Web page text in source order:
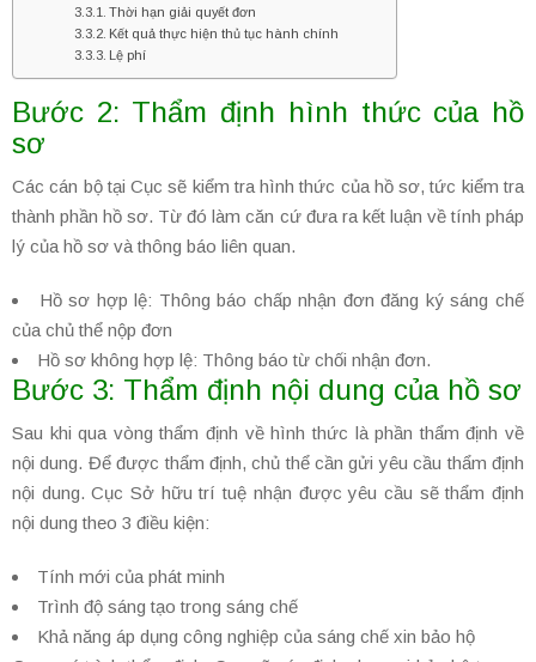
Thời hạn giải quyết đơn
Kết quả thực hiện thủ tục hành chính
Lệ phí
Bước 2: Thẩm định hình thức của hồ
sơ
Các cán bộ tại Cục sẽ kiểm tra hình thức của hồ sơ, tức kiểm tra
thành phần hồ sơ. Từ đó làm căn cứ đưa ra kết luận về tính pháp
lý của hồ sơ và thông báo liên quan.
Hồ sơ hợp lệ: Thông báo chấp nhận đơn đăng ký sáng chế
của chủ thể nộp đơn
Hồ sơ không hợp lệ: Thông báo từ chối nhận đơn.
Bước 3: Thẩm định nội dung của hồ sơ
Sau khi qua vòng thẩm định về hình thức là phần thẩm định về
nội dung. Để được thẩm định, chủ thể cần gửi yêu cầu thẩm định
nội dung. Cục Sở hữu trí tuệ nhận được yêu cầu sẽ thẩm định
nội dung theo 3 điều kiện:
Tính mới của phát minh
Trình độ sáng tạo trong sáng chế
Khả năng áp dụng công nghiệp của sáng chế xin bảo hộ